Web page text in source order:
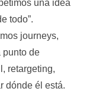
una idea
todo”.
journeys,
punto de
retargeting,
dónde él está.